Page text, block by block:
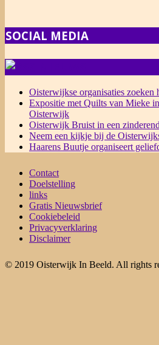
SOCIAL MEDIA
Oisterwijkse organisaties
Expositie met Quilts van Mieke
Oisterwijk
Oisterwijk Bruist in een
Neem een kijkje bij de
Haarens Buutje organiseert
Contact
Doelstelling
links
Gratis Nieuwsbrief
Cookiebeleid
Privacyverklaring
Disclaimer
© 2019 Oisterwijk In Beeld. All rights